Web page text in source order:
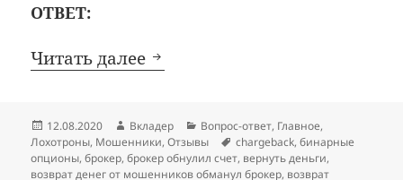
ОТВЕТ:
Читать далее ООО «Кодекс и право»:
Опубликовано
12.08.2020 Автор
Вкладер Рубрики
Вопрос-ответ, Главное,
Лохотроны, Мошенники,Отзывы Метки
chargeback,бинарные
опционы,брокер,брокер обнулил счет, вернуть деньги,
возврат денег от мошенников обманул брокер, возврат